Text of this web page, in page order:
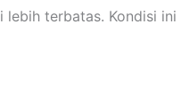
lebih terbatas. Kondisi ini